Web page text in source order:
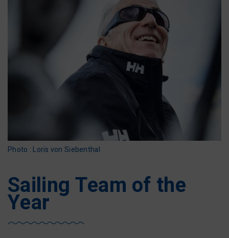
Photo : Loris von Siebenthal
Sailing Team of the
Year